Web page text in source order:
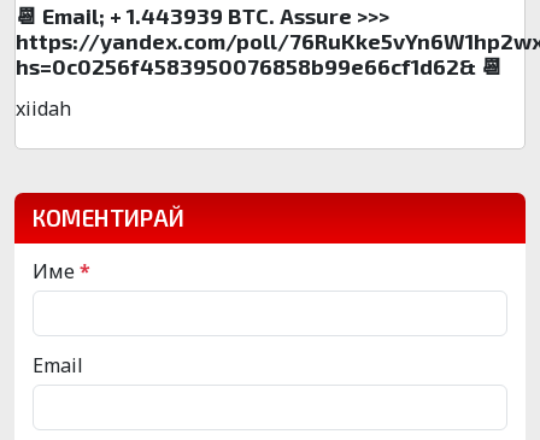
📆 Email; + 1.443939 BTC. Assure >>>
https://yandex.com/poll/
hs=0c0256f4583950076858b99e66cf1d62& 📆
xiidah
КОМЕНТИРАЙ
Име*
Email